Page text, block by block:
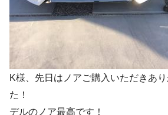
K様、先日はノアご購入いただきあ
た！ 現
デルのノア最高です